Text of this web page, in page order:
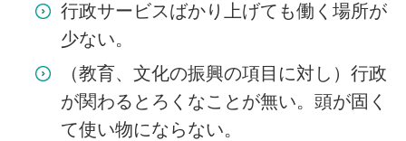
行政サービスばかり上げても働く場所が
少ない。
（教育、文化の振興の項目に対し）行政
が関わるとろくなことが無い。頭が固く
て使い物にならない。